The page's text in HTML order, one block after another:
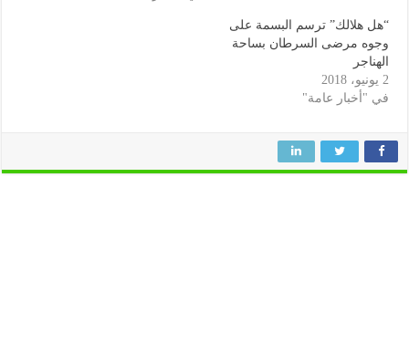
“هل هلالك” ترسم البسمة على
وجوه مرضى السرطان بساحة
الهناجر
2 يونيو، 2018
في "أخبار عامة"